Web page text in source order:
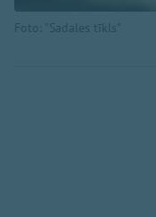
Foto: "Sadales tīkls"